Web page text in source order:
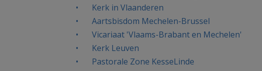
Kerk in Vlaanderen
Aartsbisdom Mechelen-Brussel
Vicariaat 'Vlaams-Brabant en Mechelen'
Kerk Leuven
Pastorale Zone KesseLinde